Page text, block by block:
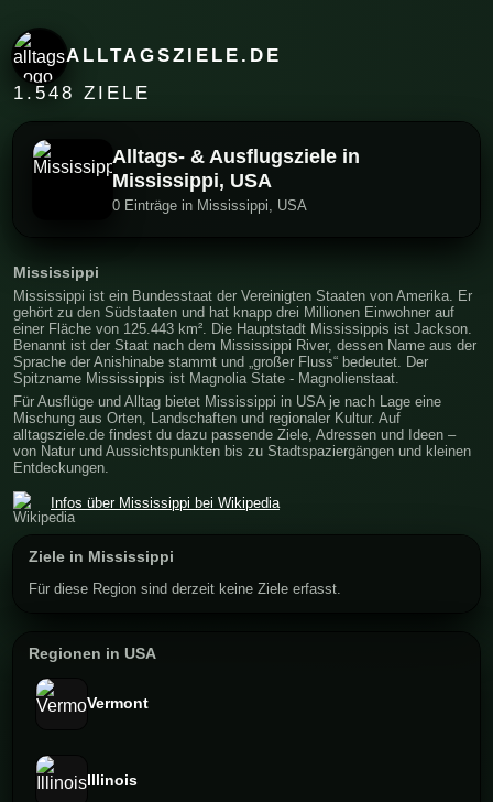
ALLTAGSZIELE.DE
1.548 ZIELE
Alltags- & Ausflugsziele in
Mississippi, USA
0 Einträge in Mississippi, USA
Mississippi
Mississippi ist ein Bundesstaat der Vereinigten Staaten von Amerika. Er
gehört zu den Südstaaten und hat knapp drei Millionen Einwohner auf
einer Fläche von 125.443 km². Die Hauptstadt Mississippis ist Jackson.
Benannt ist der Staat nach dem Mississippi River, dessen Name aus der
Sprache der Anishinabe stammt und „großer Fluss“ bedeutet. Der
Spitzname Mississippis ist Magnolia State - Magnolienstaat.
Für Ausflüge und Alltag bietet Mississippi in USA je nach Lage eine
Mischung aus Orten, Landschaften und regionaler Kultur. Auf
alltagsziele.de findest du dazu passende Ziele, Adressen und Ideen –
von Natur und Aussichtspunkten bis zu Stadtspaziergängen und kleinen
Entdeckungen.
Infos über Mississippi bei Wikipedia
Ziele in Mississippi
Für diese Region sind derzeit keine Ziele erfasst.
Regionen in USA
Vermont
Illinois